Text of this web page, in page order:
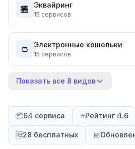
🏪 Эквайринг
15 сервисов
👛 Электронные кошельки
15 сервисов
Показать все 8 видов
📦64 сервиса ⭐Рейтинг 4.6
🆓28 бесплатных 📅